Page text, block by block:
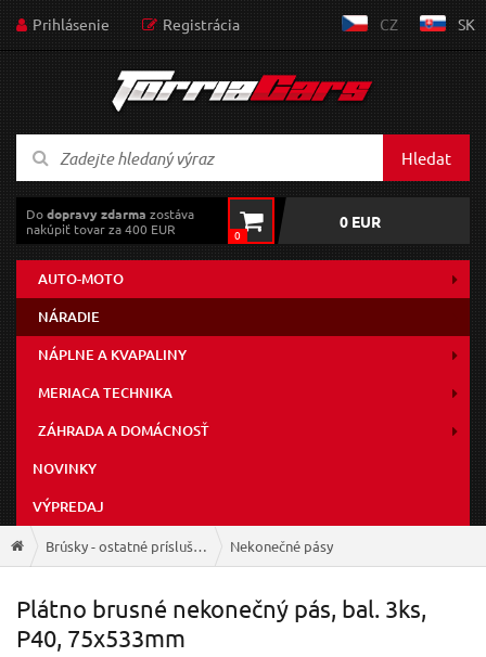
Prihlásenie Registrácia CZ SK
Hledat
Dodopravy zdarma zostáva
nakúpiť tovar za 400 EUR
0
0 EUR
AUTO-MOTO
NÁRADIE
NÁPLNE A KVAPALINY
MERIACA TECHNIKA
ZÁHRADA A DOMÁCNOSŤ
NOVINKY
VÝPREDAJ
Brúsky - ostatné príslušenstvo Nekonečné pásy
Plátno brusné nekonečný pás, bal. 3ks,
P40, 75x533mm